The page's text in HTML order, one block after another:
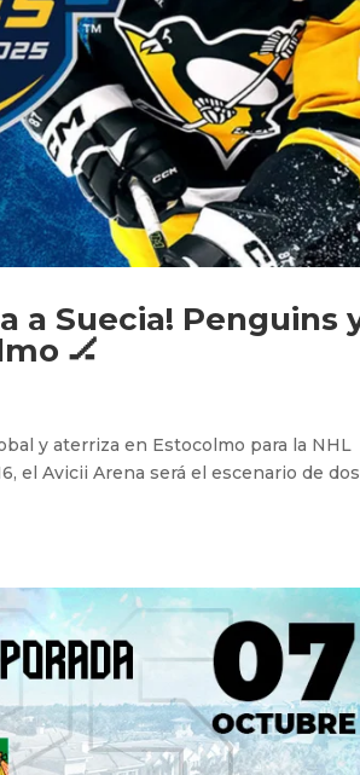
a Suecia! Penguins
🏒
y aterriza en Estocolmo para la NHL
el Avicii Arena será el escenario de dos